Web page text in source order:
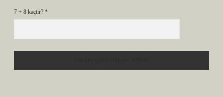
7 + 8 kaçtır? *